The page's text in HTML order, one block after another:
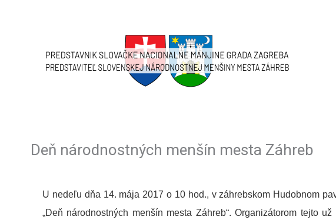
Deň národnostných menšín mesta Záhreb
U nedeľu dňa 14. mája 2017 o 10 hod., v záhrebskom Hudobnom
„Deň národnostných menšín mesta Záhreb“. Organizátorom tejto